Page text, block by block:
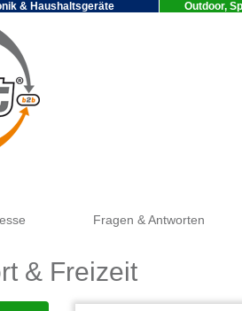
& Haushaltsgeräte Outdoor,
Fragen & Antworten
& Freizeit